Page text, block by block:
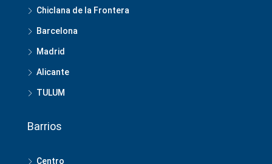
Chiclana de la Frontera
Barcelona
Madrid
Alicante
TULUM
Barrios
Centro